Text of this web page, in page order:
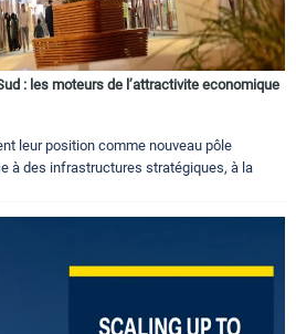
: les moteurs de l’attractivite economique
leur position comme nouveau pôle
à des infrastructures stratégiques, à la